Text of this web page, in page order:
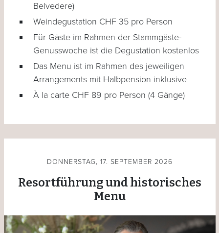
Belvedere)
Weindegustation CHF 35 pro Person
Für Gäste im Rahmen der Stammgäste-
Genusswoche ist die Degustation kostenlos
Das Menu ist im Rahmen des jeweiligen
Arrangements mit Halbpension inklusive
À la carte CHF 89 pro Person (4 Gänge)
DONNERSTAG, 17. SEPTEMBER 2026
Resortführung und historisches
Menu